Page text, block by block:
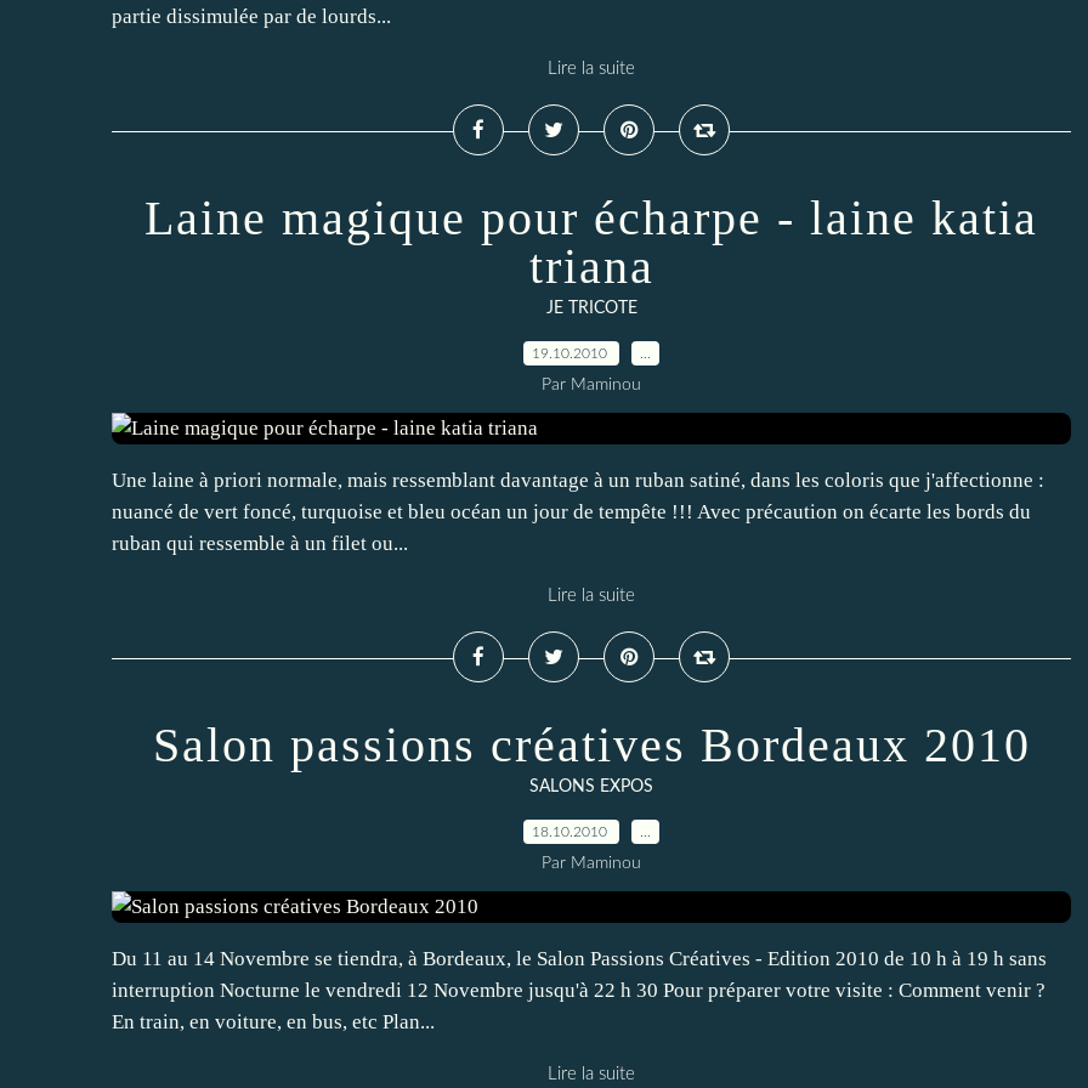
partie dissimulée par de lourds...
Lire la suite
Laine magique pour écharpe - laine katia
triana
JE TRICOTE
19.10.2010
Par Maminou
Une laine à priori normale, mais ressemblant davantage à un ruban satiné, dans les coloris que j'affectionne :
nuancé de vert foncé, turquoise et bleu océan un jour de tempête !!! Avec précaution on écarte les bords du
ruban qui ressemble à un filet ou...
Lire la suite
Salon passions créatives Bordeaux 2010
SALONS EXPOS
18.10.2010
Par Maminou
Du 11 au 14 Novembre se tiendra, à Bordeaux, le Salon Passions Créatives - Edition 2010 de 10 h à 19 h sans
interruption Nocturne le vendredi 12 Novembre jusqu'à 22 h 30 Pour préparer votre visite : Comment venir ?
En train, en voiture, en bus, etc Plan...
Lire la suite